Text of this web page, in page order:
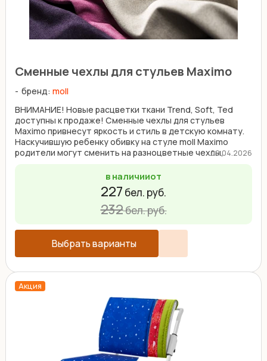
Сменные чехлы для стульев Maximo
бренд: moll
ВНИМАНИЕ! Новые расцветки ткани Trend, Soft, Ted
доступны к продаже! Сменные чехлы для стульев
Maximo привнесут яркость и стиль в детскую комнату.
Наскучившую ребенку обивку на стуле moll Maximo
родители могут сменить на разноцветные чехлы,09.04.2026
в наличииот
227 бел. руб.
232бел. руб.
Выбрать варианты
Акция